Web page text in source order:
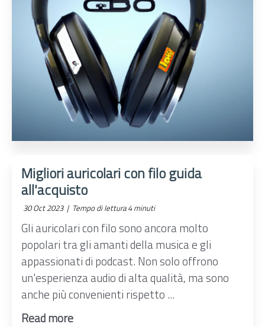
Migliori auricolari con filo guida
all'acquisto
30 Oct 2023 | Tempo di lettura 4 minuti
Gli auricolari con filo sono ancora molto
popolari tra gli amanti della musica e gli
appassionati di podcast. Non solo offrono
un'esperienza audio di alta qualità, ma sono
anche più convenienti rispetto ...
Read more